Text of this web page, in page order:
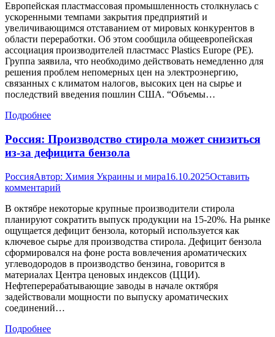
Европейская пластмассовая промышленность столкнулась с
ускоренными темпами закрытия предприятий и
увеличивающимся отставанием от мировых конкурентов в
области переработки. Об этом сообщила общеевропейская
ассоциация производителей пластмасс Plastics Europe (PE).
Группа заявила, что необходимо действовать немедленно для
решения проблем непомерных цен на электроэнергию,
связанных с климатом налогов, высоких цен на сырье и
последствий введения пошлин США. “Объемы…
Подробнее
Россия: Производство стирола может снизиться
из-за дефицита бензола
РоссияАвтор: Химия Украины и мира16.10.2025Оставить
комментарий
В октябре некоторые крупные производители стирола
планируют сократить выпуск продукции на 15-20%. На рынке
ощущается дефицит бензола, который используется как
ключевое сырье для производства стирола. Дефицит бензола
сформировался на фоне роста вовлечения ароматических
углеводородов в производство бензина, говорится в
материалах Центра ценовых индексов (ЦЦИ).
Нефтеперерабатывающие заводы в начале октября
задействовали мощности по выпуску ароматических
соединений…
Подробнее